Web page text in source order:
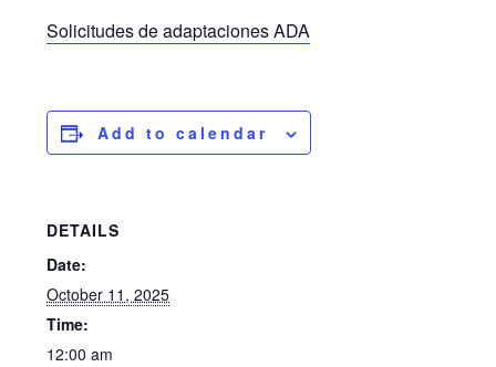
Solicitudes de adaptaciones ADA
Add to calendar
DETAILS
Date:
October 11, 2025
Time:
12:00 am